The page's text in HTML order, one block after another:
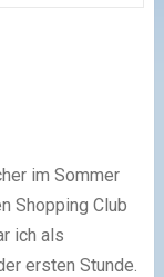
im Sommer
Shopping Club
ich als
ersten Stunde.